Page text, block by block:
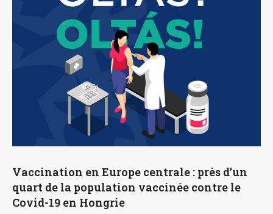
Vaccination en Europe centrale : près d’un
quart de la population vaccinée contre le
Covid-19 en Hongrie